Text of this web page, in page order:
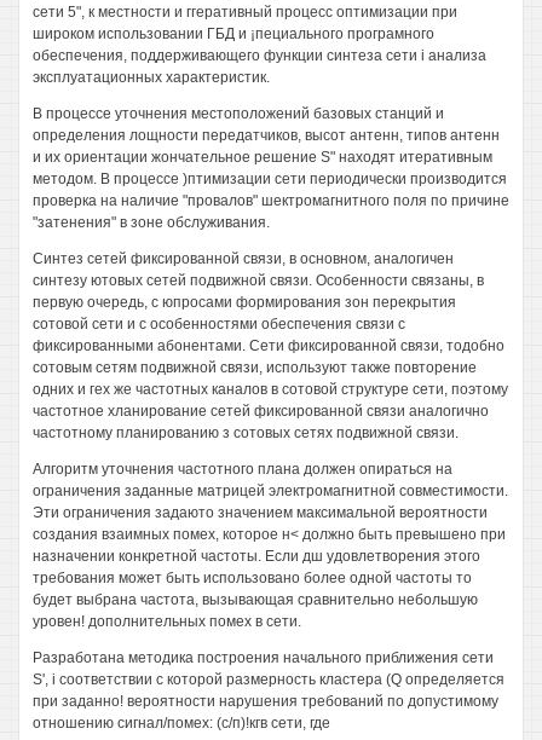
сети 5", к местности и ггеративный процесс оптимизации при
широком использовании ГБД и ¡пециального програмного
обеспечения, поддерживающего функции синтеза сети i анализа
эксплуатационных характеристик.
В процессе уточнения местоположений базовых станций и
определения лощности передатчиков, высот антенн, типов антенн
и их ориентации жончательное решение S" находят итеративным
методом. В процессе )птимизации сети периодически производится
проверка на наличие "провалов" шектромагнитного поля по причине
"затенения" в зоне обслуживания.
Синтез сетей фиксированной связи, в основном, аналогичен
синтезу ютовых сетей подвижной связи. Особенности связаны, в
первую очередь, с юпросами формирования зон перекрытия
сотовой сети и с особенностями обеспечения связи с
фиксированными абонентами. Сети фиксированной связи, тодобно
сотовым сетям подвижной связи, используют также повторение
одних и гех же частотных каналов в сотовой структуре сети, поэтому
частотное хланирование сетей фиксированной связи аналогично
частотному планированию з сотовых сетях подвижной связи.
Алгоритм уточнения частотного плана должен опираться на
ограничения заданные матрицей электромагнитной совместимости.
Эти ограничения задаюто значением максимальной вероятности
создания взаимных помех, которое н< должно быть превышено при
назначении конкретной частоты. Если дш удовлетворения этого
требования может быть использовано более одной частоты то
будет выбрана частота, вызывающая сравнительно небольшую
уровен! дополнительных помех в сети.
Разработана методика построения начального приближения сети
S', i соответствии с которой размерность кластера (Q определяется
при заданно! вероятности нарушения требований по допустимому
отношению сигнал/помех: (с/п)!кгв сети, где